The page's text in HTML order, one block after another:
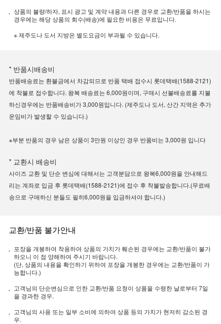
상품의 불량/하자, 표시 광고 및 계약 내용과 다른 경우로 교환/반품을 하시는
경우에는 해당 상품의 회수(배송)에 필요한 비용은 무료입니다.
※ 제주도나 도서 지방은 별도요금이 부과될 수 있습니다.
* 반품시배송비
반품배송료는 환불금에서 차감되므로 반품 택배 접수시 롯데택배(1588-2121)
에 착불로 접수합니다. 왕복 배송료는 6,000원이며, 구매시 선불배송료를 지불
하신경우에는 반품배송비가 3,000원입니다. (제주도나 도서, 산간 지역은 추가
운임비가 발생할 수 있습니다.)
※부분 반품의 경우 남은 상품이 3만원 이상인 경우 반품비는 3,000원 입니다
* 교환시 배송비
사이즈 교환 및 단순 변심에 대해서는 고객분담으로 왕복6,000원을 안내해드
리는 계좌로 입금 후 롯데택배(1588-2121)에 접수 후 착불발송합니다.(무료배
송으로 구매하신 분들도 필히6,000원을 입금하셔야 합니다.)
교환/반품 불가안내
포장을 개봉하여 착용하여 상품의 가치가 훼손된 경우에는 교환/반품이 불가
하오니 이 점 양해하여 주시기 바랍니다.
(단, 상품의 내용을 확인하기 위하여 포장을 개봉한 경우에는 교환/반품이 가
능합니다.)
고객님의 단순변심으로 인한 교환/반품 요청이 상품을 수령한 날로부터 7일
을 경과한 경우.
고객님의 사용 또는 일부 소비에 의하여 상품 등의 가치가 현저히 감소된 경
우.